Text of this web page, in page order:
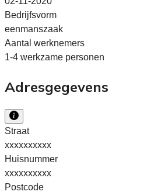
Bedrijfsvorm
eenmanszaak
Aantal werknemers
1-4 werkzame personen
Adresgegevens
Straat
xxxxxxxxxx
Huisnummer
xxxxxxxxxx
Postcode